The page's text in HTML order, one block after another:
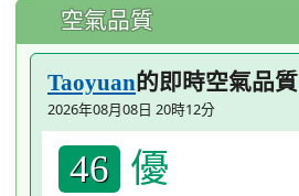
空氣品質
Taoyuan的即時空氣品質
2026年08月08日 20時12分
46 優